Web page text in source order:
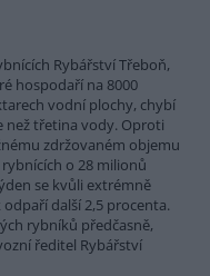
Rybářství Třeboň,
hospodaří na 8000
vodní plochy, chybí
než třetina vody. Oproti
zdržovaném objemu
o 28 milionů
se kvůli extrémně
další 2,5 procenta.
rybníků předčasně,
ředitel Rybářství